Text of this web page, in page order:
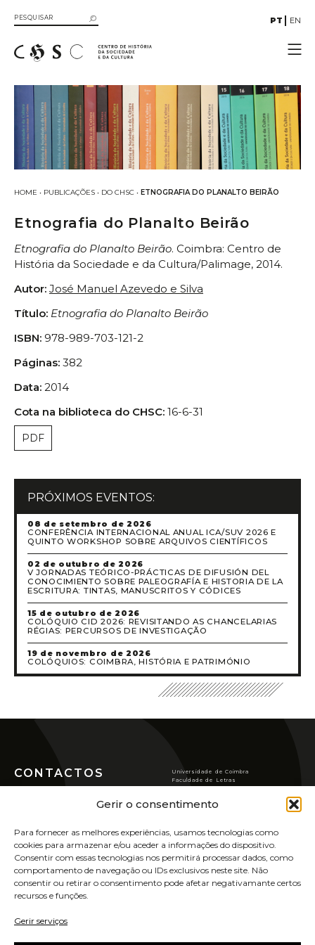
Gerir o consentimento
Para fornecer as melhores experiências, usamos tecnologias como
cookies para armazenar e/ou aceder a informações do dispositivo.
Consentir com essas tecnologias nos permitirá processar dados, como
comportamento de navegação ou IDs exclusivos neste site. Não
consentir ou retirar o consentimento pode afetar negativamante certos
recursos e funções.
Gerir serviços
PT EN
CHSC
Investigação
Projetos
Atividades
Publicações
Biblioteca
PRÓXIMOS EVENTOS:
08 de setembro de 2026
CONFERÊNCIA INTERNACIONAL ANUAL ICA/SUV 2026 E
QUINTO WORKSHOP SOBRE ARQUIVOS CIENTÍFICOS
02 de outubro de 2026
V JORNADAS TEÓRICO-PRÁCTICAS DE DIFUSIÓN DEL
CONOCIMIENTO SOBRE PALEOGRAFÍA E HISTORIA DE LA
ESCRITURA: TINTAS, MANUSCRITOS Y CÓDICES
15 de outubro de 2026
COLÓQUIO CID 2026: REVISITANDO AS CHANCELARIAS
RÉGIAS: PERCURSOS DE INVESTIGAÇÃO
19 de novembro de 2026
COLÓQUIOS: COIMBRA, HISTÓRIA E PATRIMÓNIO
HOME • PUBLICAÇÕES • DO CHSC • ETNOGRAFIA DO PLANALTO BEIRÃO
Etnografia do Planalto Beirão
Etnografia do Planalto Beirão. Coimbra: Centro de
História da Sociedade e da Cultura/Palimage, 2014.
Autor: José Manuel Azevedo e Silva
Título: Etnografia do Planalto Beirão
ISBN: 978-989-703-121-2
Páginas: 382
Data: 2014
Cota na biblioteca do CHSC: 16-6-31
PDF
CONTACTOS
Sociedade e da Cultura
3000-370 Coimbra.
POLÍTICA DE COOKIES
Universidade de Coimbra
Faculdade de Letras
T(351) 239 859 900*
VER LOCALIZAÇÃO
ASSINE A NOSSA